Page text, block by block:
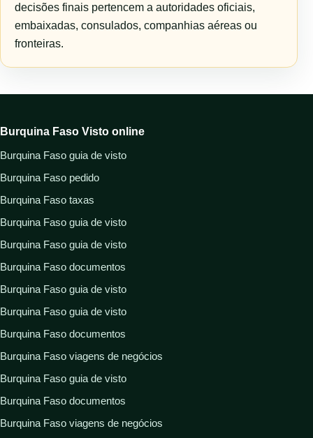
decisões finais pertencem a autoridades oficiais,
embaixadas, consulados, companhias aéreas ou
fronteiras.
Burquina Faso Visto online
Burquina Faso guia de visto
Burquina Faso pedido
Burquina Faso taxas
Burquina Faso guia de visto
Burquina Faso guia de visto
Burquina Faso documentos
Burquina Faso guia de visto
Burquina Faso guia de visto
Burquina Faso documentos
Burquina Faso viagens de negócios
Burquina Faso guia de visto
Burquina Faso documentos
Burquina Faso viagens de negócios